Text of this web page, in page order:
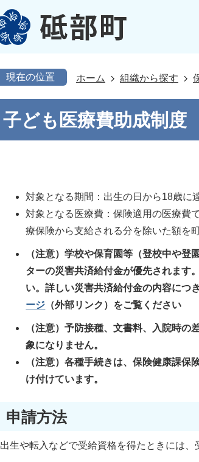
現在の位置 ホーム 組織から探す
子ども医療費助成制度
対象となる期間：出生の日から18歳に
対象となる医療費：保険適用の医療費
療保険から支給される分を除いた額を
（注意）学校や保育園等（登校中や
ターの災害共済給付金が優先されます
い。詳しい災害共済給付金の内容につ
ージ （外部リンク） をご覧ください
（注意）予防接種、文書料、入院時
象になりません。
（注意）各種手続きは、保険健康課
け付けています。
申請方法
出生や転入などで受給資格を得たときには、